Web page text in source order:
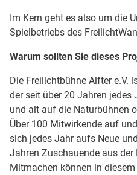
Im Kern geht es also um die
Spielbetriebs des
Warum sollten Sie dieses
Die Freilichtbühne Alfter e.V.
der seit über 20 Jahren
und alt auf die Naturbühnen
Über 100 Mitwirkende auf
sich jedes Jahr aufs Neue
Jahren Zuschauende aus
Mitmachen können in